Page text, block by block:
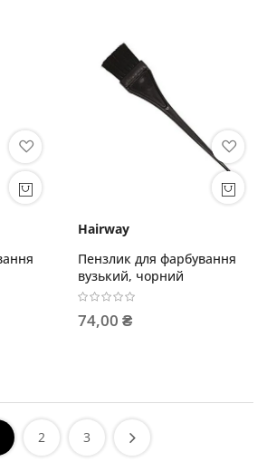
Hairway
Пензлик для фарбування
вузький, чорний
74,00 ₴
2 3